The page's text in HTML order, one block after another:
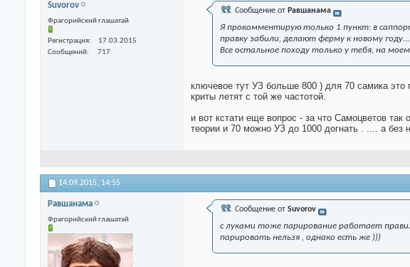
Suvorov
Фрагорийский глашатай
Регистрация
17.03.2015
Сообщений
717
Сообщение от Равшанама
Я прокомментирую только 1 пункт: в
правку забили, делают ферму к новому году...
Все остальное походу только у тебя, на
ключевое тут УЗ больше 800 ) для 70 самика
криты летят с той же частотой.
и вот кстати еще вопрос - за что Самоцветов
теории и 70 можно УЗ до 1000 догнать . .... а без
14.09.2015, 14:55
Равшанама
Фрагорийский глашатай
Сообщение от Suvorov
с луками тоже парирование работает
парировать нельзя , однако есть же )))